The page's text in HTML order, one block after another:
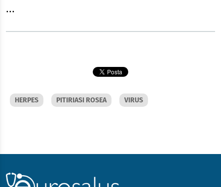
…
HERPES PITIRIASI ROSEA VIRUS